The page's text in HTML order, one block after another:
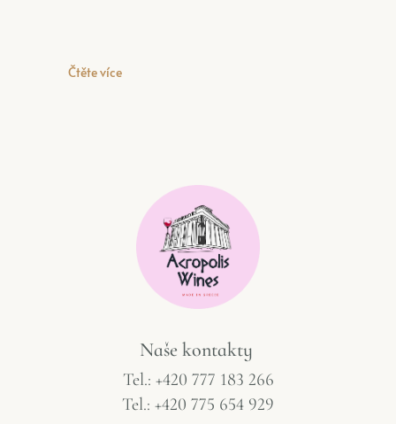
Čtěte více
Naše kontakty
Tel.: +420 777 183 266
Tel.: +420 775 654 929